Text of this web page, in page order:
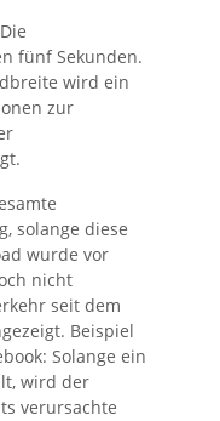
Die
fünf Sekunden.
wird ein
zur
solange diese
wurde vor
nicht
seit dem
Beispiel
Solange ein
wird der
verursachte